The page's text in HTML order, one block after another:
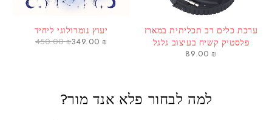
ערכת כלים רב תכליתית במארז
פלסטיק קשיח בעיצוב גלגל
89.00 ₪
יעוץ נומרולוגי ליחיד
450.00₪349.00 ₪
למה לבחור פלא אנד מור?